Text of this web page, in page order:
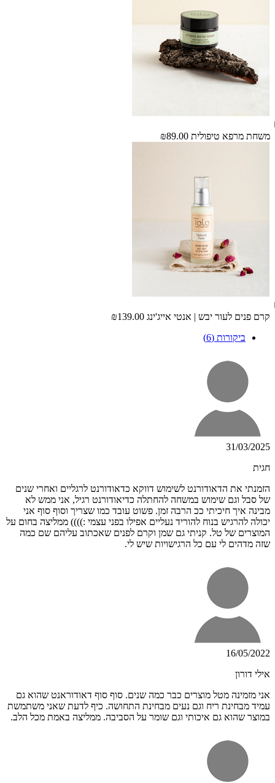
משחת מרפא טיפולית ₪89.00
קרם פנים לעור יבש | אנטי אייג'ינג ₪139.00
ביקורות (6)
31/03/2025
חגית
הזמנתי את הדאודורנט לשימוש דווקא כדאודורנט לרגליים ואחרי שנים
של סבל וגם שימוש במשחה להחתלה כדיאודורנט רגיל, אני ממש לא
מבינה איך חיכיתי ככ הרבה זמן. פשוט עובד כמו שצריך וסוף סוף אני
יכולה להרגיש בנוח להוריד נעליים אפילו בפני עצמי :)))) ממליצה בחום על
המוצרים של טל. קניתי גם שמן וקרם לפנים שאכתוב עליהם שם כמה
שזה מדהים לי עם כל הרגישויות שיש לי.
16/05/2022
אילי דורון
אני מזמינה מטל מוצרים כבר כמה שנים. סוף סוף דאודוראנט שהוא גם
עמיד מבחינת ריח וגם נעים מבחינת התחושה. כיף לדעת שאני משתמשת
במוצר שהוא גם איכותי וגם שומר על הסביבה. ממליצה באמת מכל הלב.